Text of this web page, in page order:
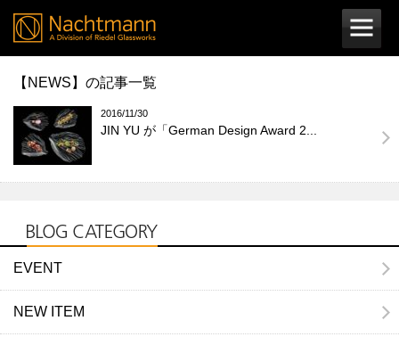
【NEWS】の記事一覧
2016/11/30
JIN YU が「German Design Award 2...
EVENT
NEW ITEM